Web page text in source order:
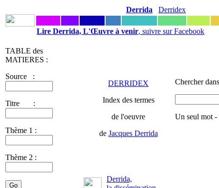
Derrida Derridex
Lire Derrida, L'Œuvre à venir, suivre sur Facebook
TABLE des
MATIERES :
Source :
Titre :
Thème 1 :
Thème 2 :
DERRIDEX
Index des termes
de l'oeuvre
de Jacques Derrida
Chercher
Un seul mot -
Derrida,